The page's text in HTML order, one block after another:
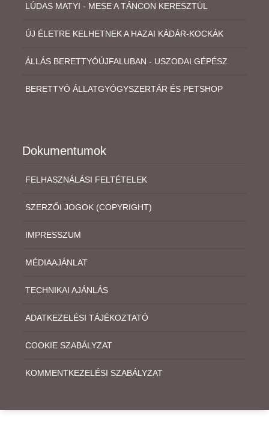
LÚDAS MATYI - MESE A TÁNCON KERESZTÜL
ÚJ ÉLETRE KELHETNEK A HAZAI KÁDÁR-KOCKÁK
ÁLLÁS BERETTYÓÚJFALUBAN - USZODAI GÉPÉSZ
BERETTYÓ ÁLLATGYÓGYSZERTÁR ÉS PETSHOP
Dokumentumok
FELHASZNÁLÁSI FELTÉTELEK
SZERZŐI JOGOK (COPYRIGHT)
IMPRESSZUM
MÉDIAAJÁNLAT
TECHNIKAI AJÁNLÁS
ADATKEZELÉSI TÁJÉKOZTATÓ
COOKIE SZABÁLYZAT
KOMMENTKEZELÉSI SZABÁLYZAT